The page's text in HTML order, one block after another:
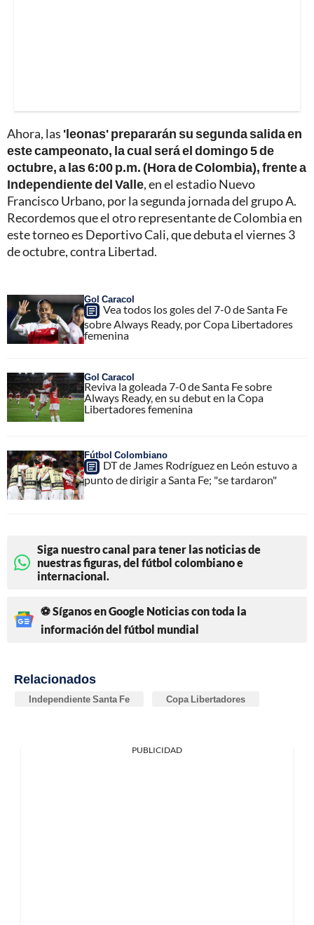
Ahora, las 'leonas' prepararán su segunda salida en
este campeonato, la cual será el domingo 5 de
octubre, a las 6:00 p.m. (Hora de Colombia), frente a
Independiente del Valle, en el estadio Nuevo
Francisco Urbano, por la segunda jornada del grupo A.
Recordemos que el otro representante de Colombia en
este torneo es Deportivo Cali, que debuta el viernes 3
de octubre, contra Libertad.
Gol Caracol
Vea todos los goles del 7-0 de Santa Fe
sobre Always Ready, por Copa Libertadores
femenina
Gol Caracol
Reviva la goleada 7-0 de Santa Fe sobre
Always Ready, en su debut en la Copa
Libertadores femenina
Fútbol Colombiano
DT de James Rodríguez en León estuvo a
punto de dirigir a Santa Fe; "se tardaron"
Siga nuestro canal para tener las noticias de
nuestras figuras, del fútbol colombiano e
internacional.
⚽ Síganos en Google Noticias con toda la
información del fútbol mundial
Relacionados
Independiente Santa Fe Copa Libertadores
PUBLICIDAD